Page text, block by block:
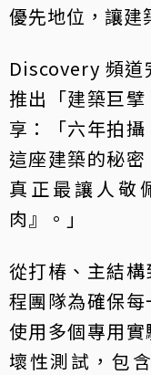
優先地位，讓建
Discovery 頻道
推出「建築巨
享：「六年拍
這座建築的秘
真正最讓人敬
肉』。」
從打椿、主結
程團隊為確保每
使用多個專用
壞性測試，包